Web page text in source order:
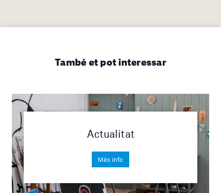
També et pot interessar
Actualitat
Més info